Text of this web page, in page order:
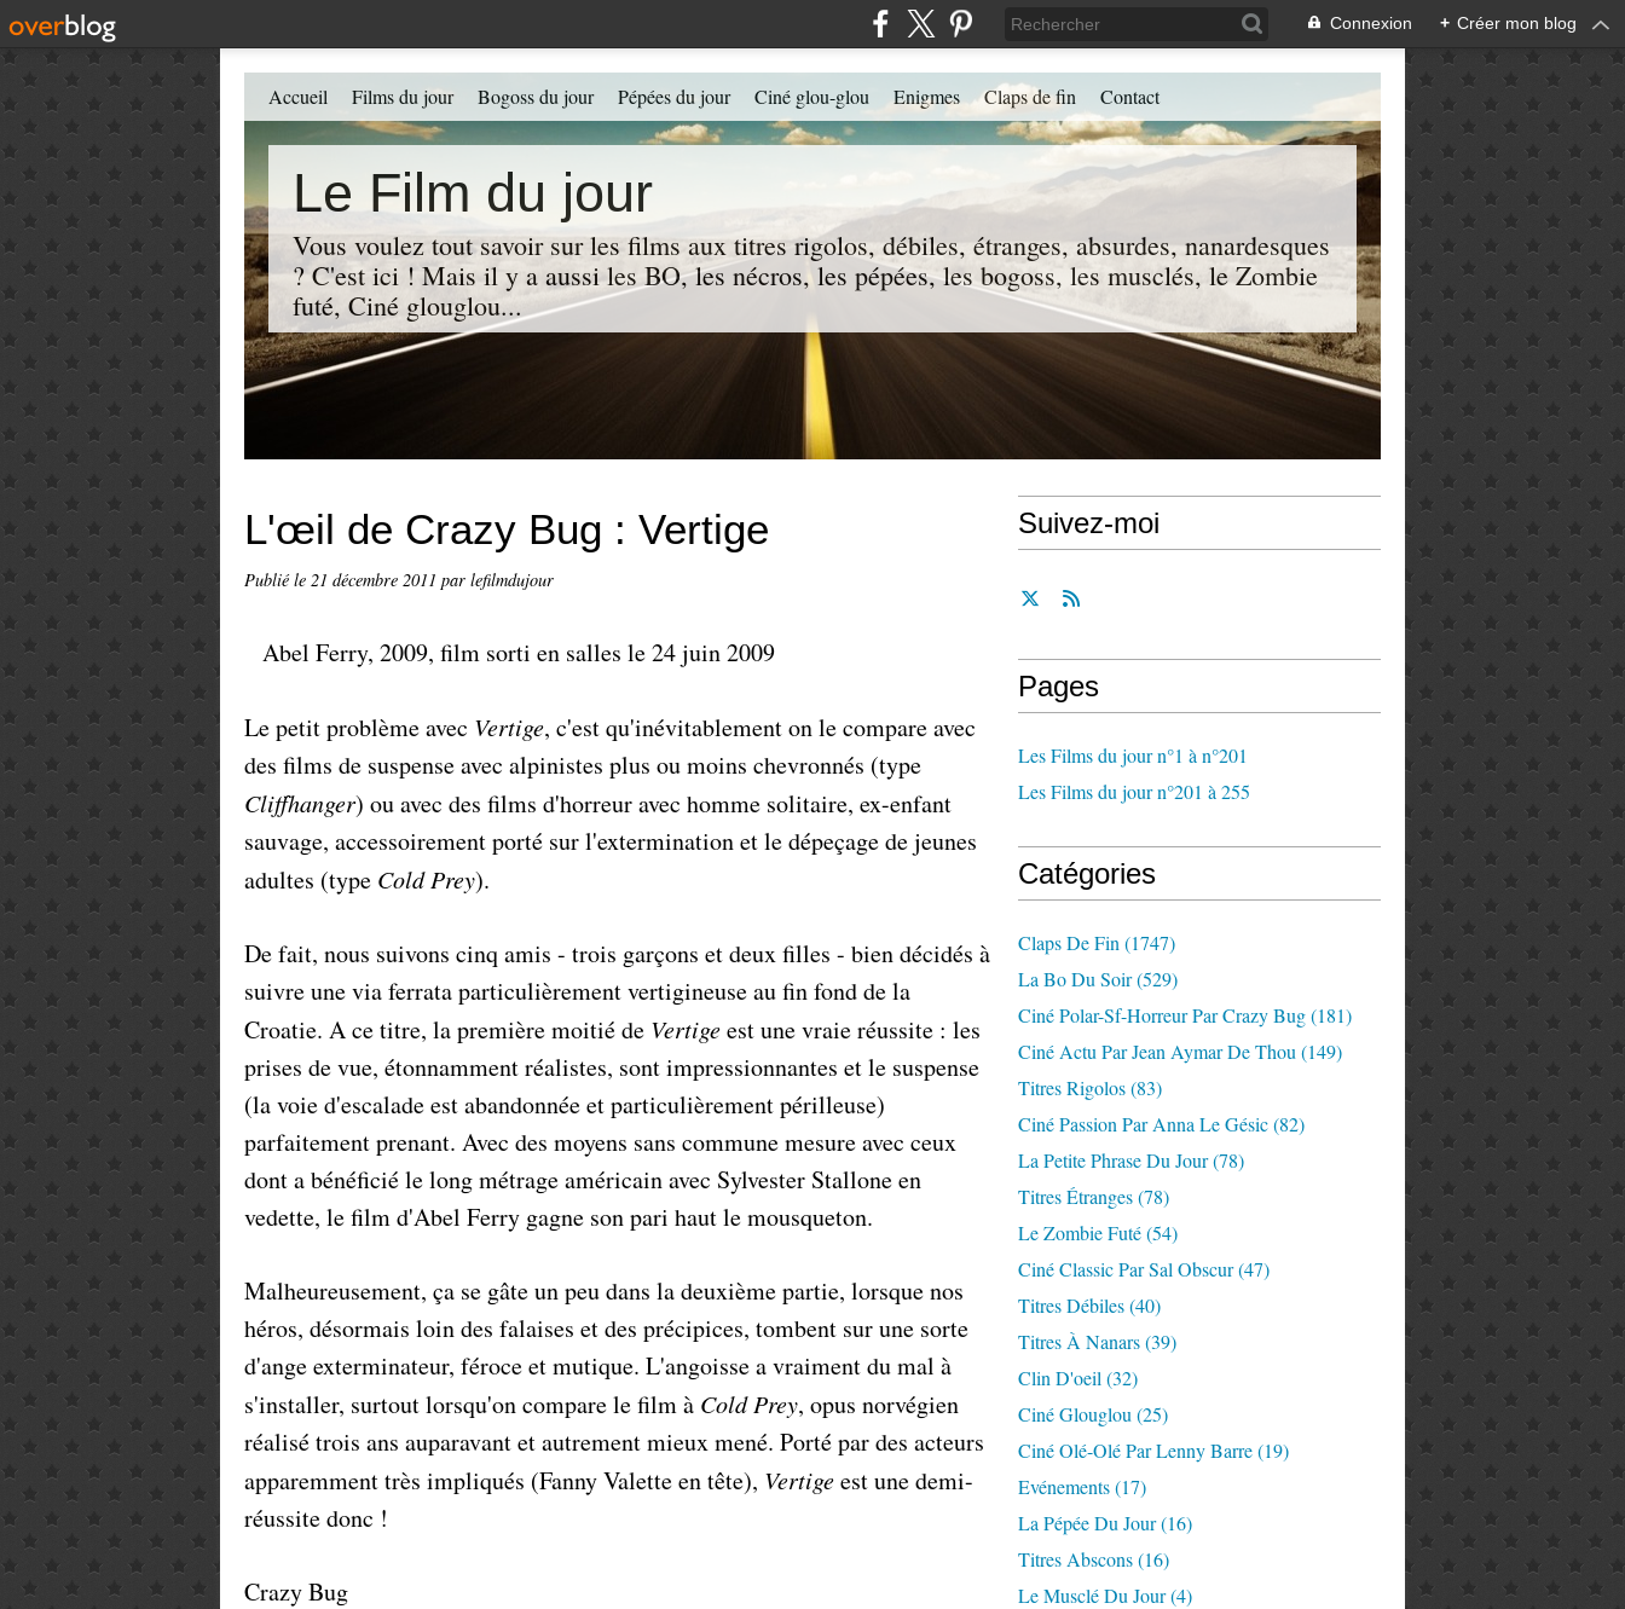
Connexion + Créer mon blog
Le Film du jour
Vous voulez tout savoir sur les films aux titres rigolos, débiles, étranges, absurdes, nanardesques
? C'est ici ! Mais il y a aussi les BO, les nécros, les pépées, les bogoss, les musclés, le Zombie
futé, Ciné glouglou...
Accueil Films du jour Bogoss du jour Pépées du jour Ciné glou-glou Enigmes Claps de fin Contact
L'œil de Crazy Bug : Vertige
Publié le 21 décembre 2011 par lefilmdujour
Abel Ferry, 2009, film sorti en salles le 24 juin 2009
Le petit problème avec Vertige, c'est qu'inévitablement on le compare avec
des films de suspense avec alpinistes plus ou moins chevronnés (type
Cliffhanger) ou avec des films d'horreur avec homme solitaire, ex-enfant
sauvage, accessoirement porté sur l'extermination et le dépeçage de jeunes
adultes (type Cold Prey).
De fait, nous suivons cinq amis - trois garçons et deux filles - bien décidés à
suivre une via ferrata particulièrement vertigineuse au fin fond de la
Croatie. A ce titre, la première moitié de Vertigeest une vraie réussite : les
prises de vue, étonnamment réalistes, sont impressionnantes et le suspense
(la voie d'escalade est abandonnée et particulièrement périlleuse)
parfaitement prenant. Avec des moyens sans commune mesure avec ceux
dont a bénéficié le long métrage américain avec Sylvester Stallone en
vedette, le film d'Abel Ferry gagne son pari haut le mousqueton.
Malheureusement, ça se gâte un peu dans la deuxième partie, lorsque nos
héros, désormais loin des falaises et des précipices, tombent sur une sorte
d'ange exterminateur, féroce et mutique. L'angoisse a vraiment du mal à
s'installer, surtout lorsqu'on compare le film à Cold Prey, opus norvégien
réalisé trois ans auparavant et autrement mieux mené. Porté par des acteurs
apparemment très impliqués (Fanny Valette en tête), Vertigeest une demi-
réussite donc !
Crazy Bug
Suivez-moi
Pages
Les Films du jour n°1 à n°201
Les Films du jour n°201 à 255
Catégories
Claps De Fin (1747)
La Bo Du Soir(529)
Ciné Polar-Sf-Horreur Par Crazy Bug(181)
Ciné Actu Par Jean Aymar De Thou (149)
Titres Rigolos(83)
Ciné Passion Par Anna Le Gésic(82)
La Petite Phrase Du Jour(78)
Titres Étranges(78)
Le Zombie Futé(54)
Ciné Classic Par Sal Obscur(47)
Titres Débiles(40)
Titres À Nanars(39)
Clin D'oeil (32)
Ciné Glouglou (25)
Ciné Olé-Olé Par Lenny Barre(19)
Evénements(17)
La Pépée Du Jour(16)
Titres Abscons(16)
Le Musclé Du Jour(4)